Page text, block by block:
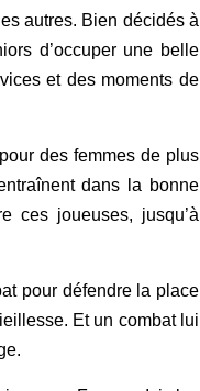
autres. Bien décidés à
d’occuper une belle
et des moments de
des femmes de plus
dans la bonne
ces joueuses, jusqu’à
pour défendre la place
Et un combat lui